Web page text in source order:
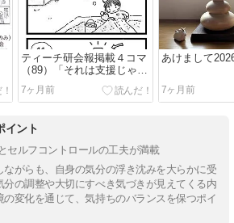
ティーチ研会報掲載４コマ
（89）「それは支援じゃナ
7ヶ月前
あけまして
7ヶ月前
イント
セルフコントロールの工夫が満載
がらも、自身の気分の浮き沈みを大らかに受
分の調整や大切にすべき気づきが見えてくる内
変化を通じて、気持ちのバランスを保つポイ